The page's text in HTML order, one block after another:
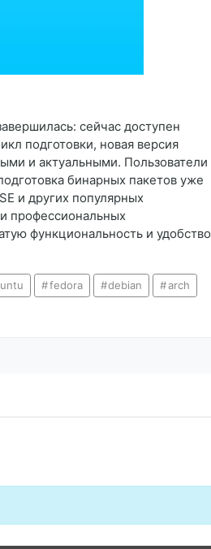
сейчас доступен
подготовки, новая версия
и актуальными. Пользователи
бинарных пакетов уже
и других популярных
профессиональных
функциональность и удобство
fedora debian arch